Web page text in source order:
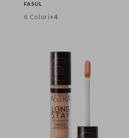
FASUL
6 Colori+4